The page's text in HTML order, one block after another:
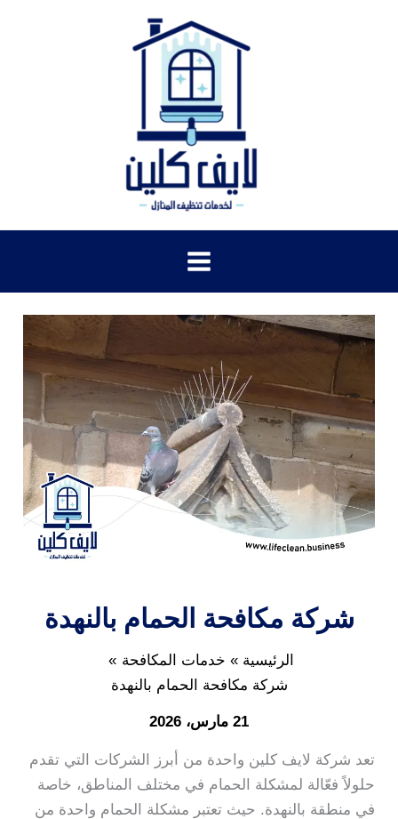
شركة مكافحة الحمام بالنهدة
الرئيسية
خدمات المكافحة
شركة مكافحة الحمام بالنهدة
21 مارس، 2026
تعد شركة لايف كلين واحدة من أبرز الشركات التي تقدم
حلولاً فعّالة لمشكلة الحمام في مختلف المناطق، خاصة
في منطقة بالنهدة. حيث تعتبر مشكلة الحمام واحدة من